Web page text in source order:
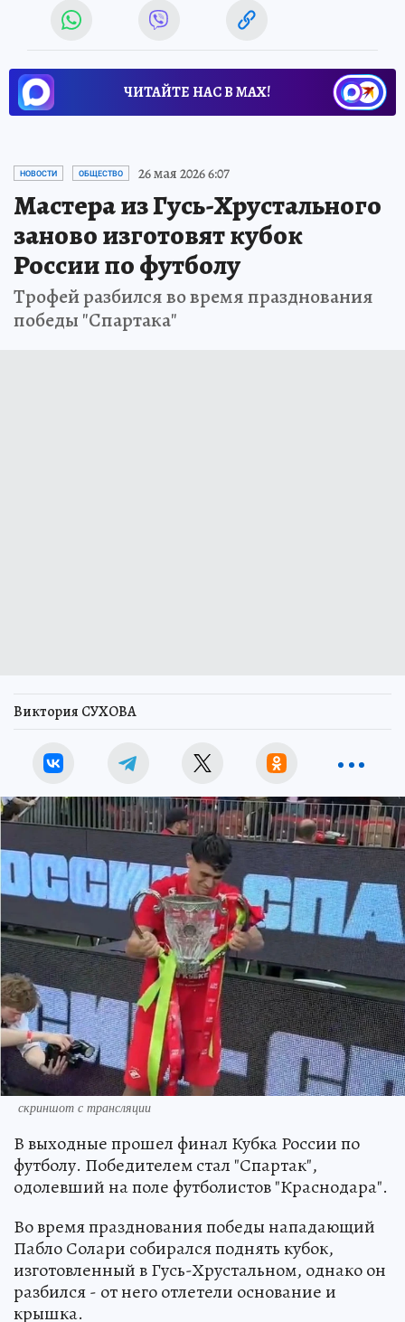
ЧИТАЙТЕ НАС В МАХ!
НОВОСТИ ОБЩЕСТВО 26 мая 2026 6:07
Мастера из Гусь-Хрустального
заново изготовят кубок
России по футболу
Трофей разбился во время празднования
победы "Спартака"
Виктория СУХОВА
скриншот с трансляции
В выходные прошел финал Кубка России по
футболу. Победителем стал "Спартак",
одолевший на поле футболистов "Краснодара".
Во время празднования победы нападающий
Пабло Солари собирался поднять кубок,
изготовленный в Гусь-Хрустальном, однако он
разбился - от него отлетели основание и
крышка.